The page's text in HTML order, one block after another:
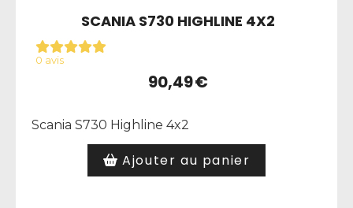
SCANIA S730 HIGHLINE 4X2
0 avis
90,49€
Scania S730 Highline 4x2
Ajouter au panier